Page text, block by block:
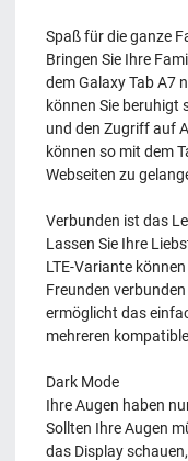
Spaß für die ganze
Bringen Sie Ihre
dem Galaxy Tab A7
können Sie beruhigt
und den Zugriff auf
können so mit dem
Webseiten zu
Verbunden ist das
Lassen Sie Ihre
LTE-Variante
Freunden
ermöglicht das
mehreren
Dark Mode
Ihre Augen haben
Sollten Ihre Augen
das Display